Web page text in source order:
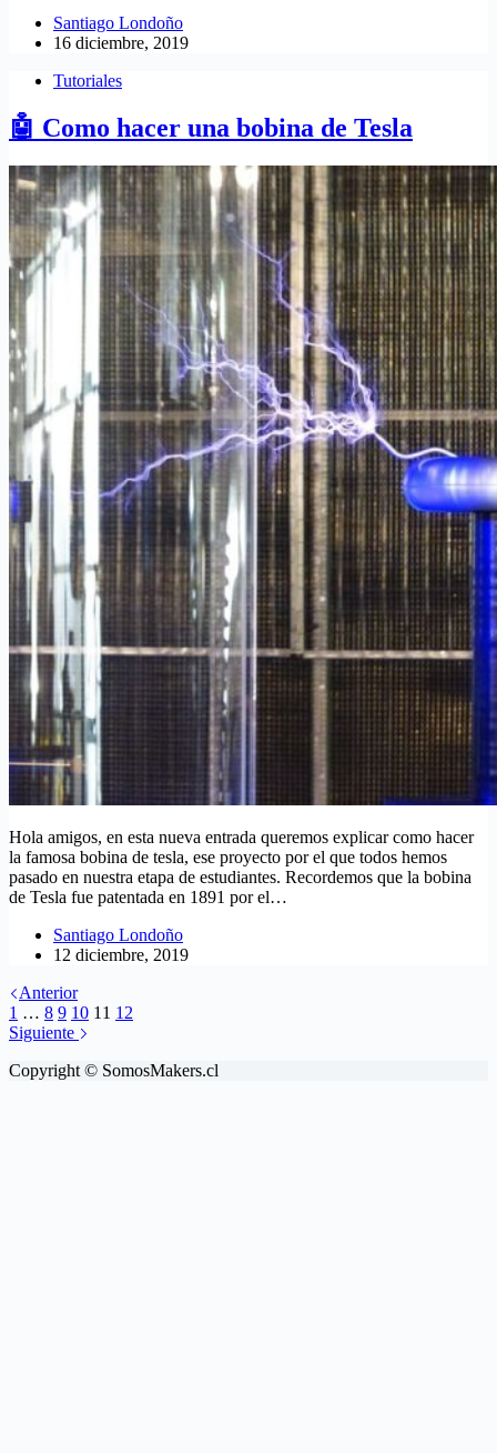
Santiago Londoño
16 diciembre, 2019
Tutoriales
🤖 Como hacer una bobina de Tesla
Hola amigos, en esta nueva entrada queremos explicar como hacer
la famosa bobina de tesla, ese proyecto por el que todos hemos
pasado en nuestra etapa de estudiantes. Recordemos que la bobina
de Tesla fue patentada en 1891 por el…
Santiago Londoño
12 diciembre, 2019
Anterior
1 … 8 9 10 11 12
Siguiente
Copyright © SomosMakers.cl